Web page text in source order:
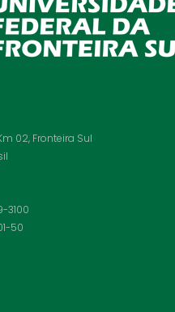
02, Fronteira Sul
3100
50